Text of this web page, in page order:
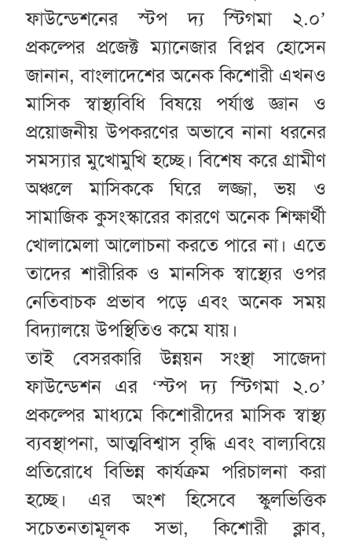
ফাউন্ডেশনের স্টপ দ্য স্টিগমা ২.০’
প্রকল্পের প্রজেক্ট ম্যানেজার বিপ্লব হোসেন
জানান, বাংলাদেশের অনেক কিশোরী এখনও
মাসিক স্বাস্থ্যবিধি বিষয়ে পর্যাপ্ত জ্ঞান ও
প্রয়োজনীয় উপকরণের অভাবে নানা ধরনের
সমস্যার মুখোমুখি হচ্ছে। বিশেষ করে গ্রামীণ
অঞ্চলে মাসিককে ঘিরে লজ্জা, ভয় ও
সামাজিক কুসংস্কারের কারণে অনেক শিক্ষার্থী
খোলামেলা আলোচনা করতে পারে না। এতে
তাদের শারীরিক ও মানসিক স্বাস্থ্যের ওপর
নেতিবাচক প্রভাব পড়ে এবং অনেক সময়
বিদ্যালয়ে উপস্থিতিও কমে যায়।
তাই বেসরকারি উন্নয়ন সংস্থা সাজেদা
ফাউন্ডেশন এর ‘স্টপ দ্য স্টিগমা ২.০’
প্রকল্পের মাধ্যমে কিশোরীদের মাসিক স্বাস্থ্য
ব্যবস্থাপনা, আত্মবিশ্বাস বৃদ্ধি এবং বাল্যবিয়ে
প্রতিরোধে বিভিন্ন কার্যক্রম পরিচালনা করা
হচ্ছে। এর অংশ হিসেবে স্কুলভিত্তিক
সচেতনতামূলক সভা, কিশোরী ক্লাব,